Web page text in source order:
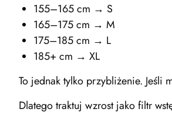
155–165 cm → S
165–175 cm → M
175–185 cm → L
185+ cm → XL
To jednak tylko przybliżenie. Jeśli
Dlatego traktuj wzrost jako filtr